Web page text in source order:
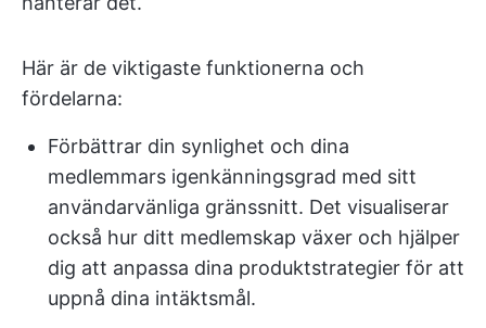
Här är de viktigaste funktionerna och
fördelarna:
Förbättrar din synlighet och dina
medlemmars igenkänningsgrad med sitt
användarvänliga gränssnitt. Det visualiserar
också hur ditt medlemskap växer och hjälper
dig att anpassa dina produktstrategier för att
uppnå dina intäktsmål.